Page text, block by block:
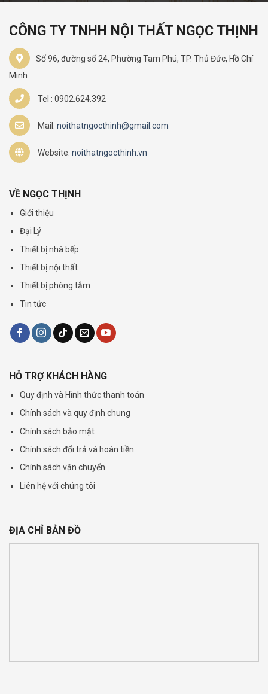
CÔNG TY TNHH NỘI THẤT NGỌC THỊNH
Số 96, đường số 24, Phường Tam Phú, TP. Thủ Đức, Hồ Chí
Minh
Tel : 0902.624.392
Mail: noithatngocthinh@gmail.com
Website: noithatngocthinh.vn
VỀ NGỌC THỊNH
Giới thiệu
Đại Lý
Thiết bị nhà bếp
Thiết bị nội thất
Thiết bị phòng tắm
Tin tức
HỖ TRỢ KHÁCH HÀNG
Quy định và Hình thức thanh toán
Chính sách và quy định chung
Chính sách bảo mật
Chính sách đổi trả và hoàn tiền
Chính sách vận chuyển
Liên hệ với chúng tôi
ĐỊA CHỈ BẢN ĐỒ